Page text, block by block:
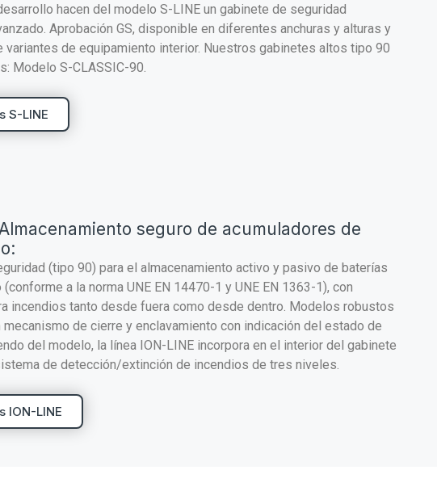
hacen del modelo S-LINE un gabinete de seguridad
Aprobación GS, disponible en diferentes anchuras y alturas y
variantes de equipamiento interior. Nuestros gabinetes altos tipo 90
Modelo S-CLASSIC-90.
S-LINE
seguro de acumuladores de
(tipo 90) para el almacenamiento activo y pasivo de baterías
a la norma UNE EN 14470-1 y UNE EN 1363-1), con
incendios tanto desde fuera como desde dentro. Modelos robustos
mecanismo de cierre y enclavamiento con indicación del estado de
del modelo, la línea ION-LINE incorpora en el interior del gabinete
de detección/extinción de incendios de tres niveles.
ION-LINE